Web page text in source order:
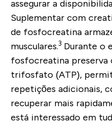
assegurar a
Suplementar com
de fosfocreatina
musculares.3 Durante o
fosfocreatina preserva
trifosfato (ATP),
repetições adicionais,
recuperar mais
está interessado em